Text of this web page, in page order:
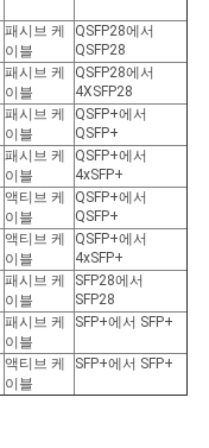
패시브 케
이블
QSFP28에서
QSFP28
패시브 케
이블
QSFP28에서
4XSFP28
패시브 케
이블
QSFP+에서
QSFP+
패시브 케
이블
QSFP+에서
4xSFP+
액티브 케
이블
QSFP+에서
QSFP+
액티브 케
이블
QSFP+에서
4xSFP+
패시브 케
이블
SFP28에서
SFP28
패시브 케
이블
SFP+에서 SFP+
액티브 케
이블
SFP+에서 SFP+